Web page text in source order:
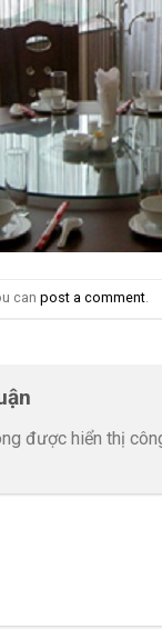
can post a comment
được hiển thị